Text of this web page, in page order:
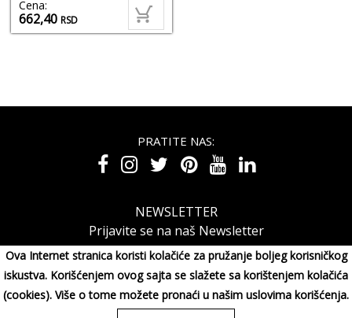
Ova Internet stranica koristi kolačiće za pružanje boljeg korisničkog
iskustva. Korišćenjem ovog sajta se slažete sa korištenjem kolačića
(cookies). Više o tome možete pronaći u našim uslovima korišćenja.
Cena:
662,40RSD
PRATITE NAS:
NEWSLETTER
Prijavite se na naš Newsletter
MAXIMORA GROUP DOO Miluna Pantića 15, 34000 KRAGUJE,